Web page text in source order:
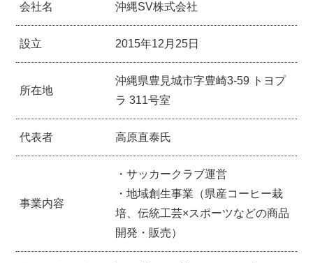
会社名 沖縄SV株式会社
設立 2015年12月25日
所在地
沖縄県豊見城市字豊崎3-59 トヨプ
ラ 311号室
代表者 高原直泰氏
事業内容
・サッカークラブ運営
・地域創生事業（県産コーヒー栽
培、伝統工芸×スポーツなどの商品
開発・販売）